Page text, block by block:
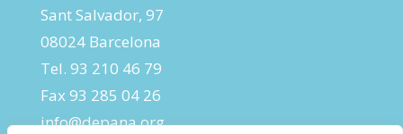
Sant Salvador, 97
08024 Barcelona
Tel. 93 210 46 79
Fax 93 285 04 26
info@depana.org